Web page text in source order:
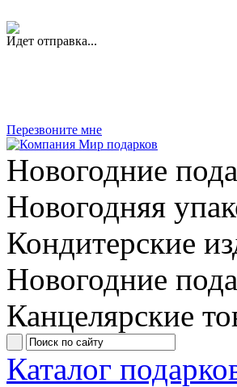
Идет отправка...
Перезвоните мне
Новогодние
Новогодняя
Кондитерские
Новогодние
Канцелярские
Каталог